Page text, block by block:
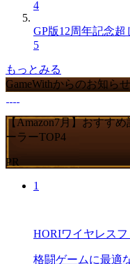
4
GP版12周年記念超
5
もっとみる
GameWithからのお知らせ
【Amazon7月】おすす
ーラーTOP4
PR
1
HORIワイヤレス
格闘ゲームに最適